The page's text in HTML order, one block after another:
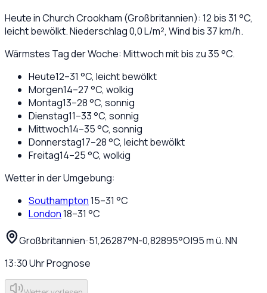
Heute inChurch Crookham (Großbritannien): 12 bis31 °C,
leicht bewölkt. Niederschlag0,0L/m², Wind bis37km/h.
Wärmstes Tag der Woche: Mittwoch mit bis zu 35 °C.
Heute12–31 °C, leicht bewölkt
Morgen14–27°C, wolkig
Montag13–28°C, sonnig
Dienstag11–33°C, sonnig
Mittwoch14–35°C, sonnig
Donnerstag17–28°C, leicht bewölkt
Freitag14–25°C, wolkig
Wetter in der Umgebung:
Southampton15–31 °C
London18–31 °C
Großbritannien··51,26287°N-0,82895°O|95m ü. NN
13:30UhrPrognose